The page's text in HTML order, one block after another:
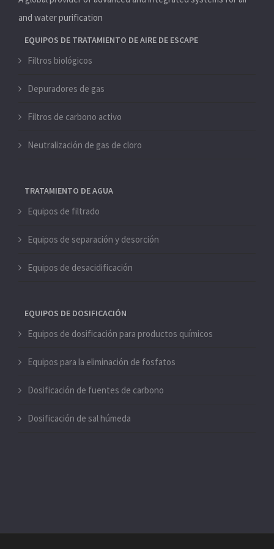
and water purification
EQUIPOS DE TRATAMIENTO DE AIRE DE ESCAPE
Filtros biológicos
Depuradores de gas
Filtros de carbono activo
Neutralización de gas de cloro
TRATAMIENTO DE AGUA
Equipos de filtrado
Equipos de separación y desorción
Equipos de desacidificación
EQUIPOS DE DOSIFICACIÓN
Equipos de dosificación para productos químicos
Equipos para la eliminación de fosfatos
Dosificación de fuentes de carbono
Dosificación de sal húmeda